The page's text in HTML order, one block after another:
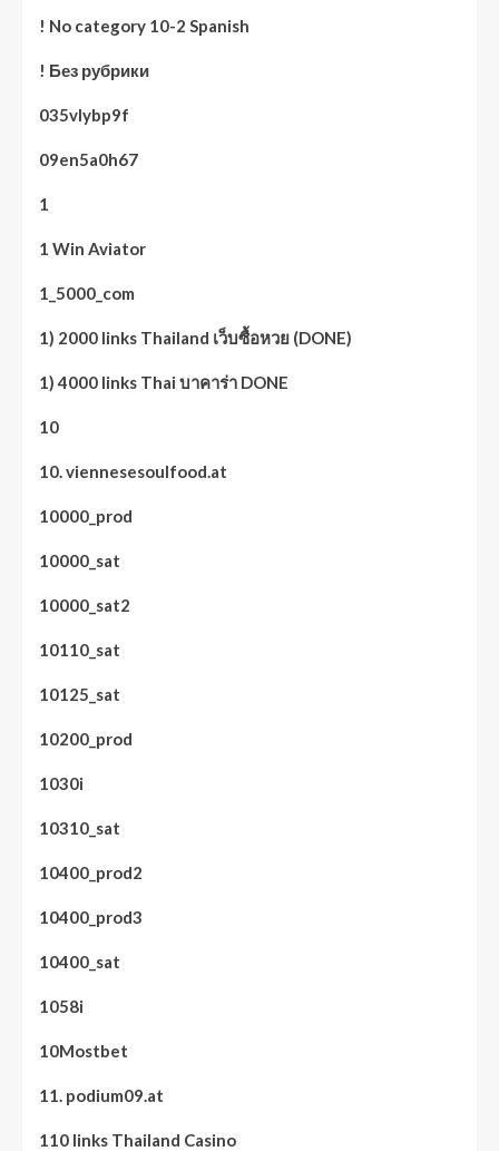
! No category 10-2 Spanish
! Без рубрики
035vlybp9f
09en5a0h67
1
1 Win Aviator
1_5000_com
1) 2000 links Thailand เว็บซื้อหวย (DONE)
1) 4000 links Thai บาคาร่า DONE
10
10. viennesesoulfood.at
10000_prod
10000_sat
10000_sat2
10110_sat
10125_sat
10200_prod
1030i
10310_sat
10400_prod2
10400_prod3
10400_sat
1058i
10Mostbet
11. podium09.at
110 links Thailand Casino